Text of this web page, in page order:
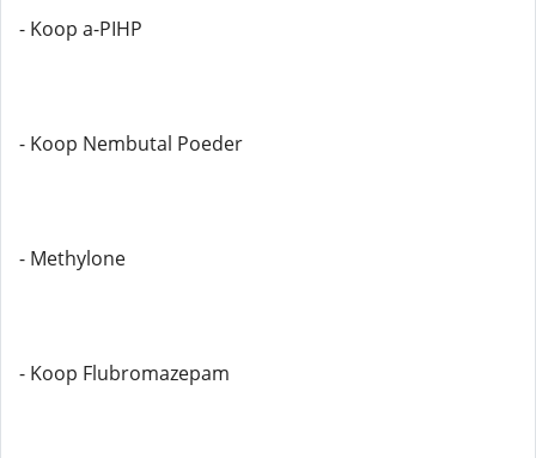
- Koop a-PIHP
- Koop Nembutal Poeder
- Methylone
- Koop Flubromazepam